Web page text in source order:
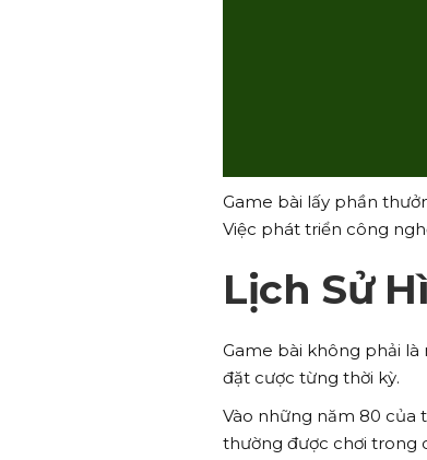
Game bài lấy phần
Việc phát triển công
Lịch Sử
Game bài không phải là
đặt cược từng thời kỳ.
Vào những năm 80 của
thường được chơi trong